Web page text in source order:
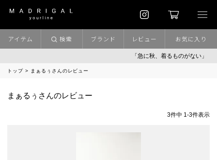
「急に秋、着るものがない」
アイテム 検索 ブランド レビュー お気に入り
トップ まぁるぅさんのレビュー
まぁるぅさんのレビュー
3件中 1-3件表示